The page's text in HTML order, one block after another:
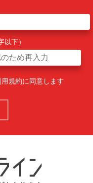
下）
用規約に同意します